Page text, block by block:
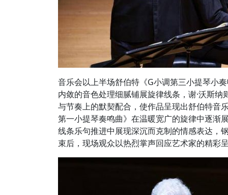
音乐会以上半场舒伯特《G小调第三小提琴小
内敛的音色处理细腻铺展旋律线条，谢·沃斯
与节奏上的默契配合，使作品呈现出舒伯特音
第一小提琴奏鸣曲》在温暖宽广的旋律中逐渐
线条乐句推进中展现深沉而克制的情感表达，
束后，现场观众以热烈掌声回应艺术家的精彩